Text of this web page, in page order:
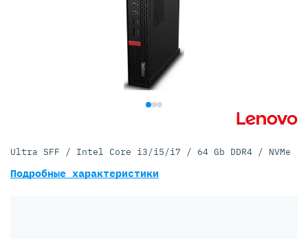
Ultra SFF / Intel Core i3/i5/i7 / 64 Gb DDR4 / NVMe
Подробные характеристики